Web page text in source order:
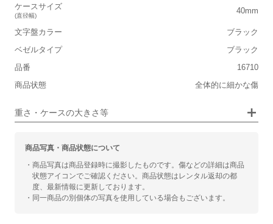
ケースサイズ
(直径幅)
40mm
文字盤カラー
ブラック
ベゼルタイプ
ブラック
品番
16710
商品状態
全体的に細かな傷
重さ・ケースの大きさ等
■装飾感
■向いているシチュエーション
カジュアル ビジネス
商品写真・商品状態について
・商品写真は商品登録時に撮影したものです。傷などの詳細は商品
状態アイコンでご確認ください。商品状態はレンタル返却の都
度、最新情報に更新しております。
・同一商品の別個体の写真を使用している場合もございます。